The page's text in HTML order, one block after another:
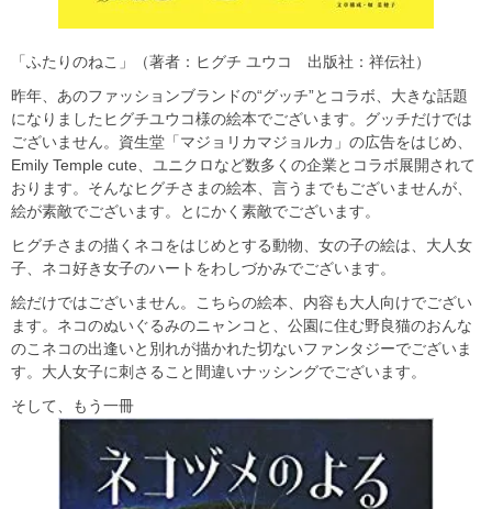
「ふたりのねこ」（著者：ヒグチ ユウコ 出版社：祥伝社）
昨年、あのファッションブランドの“グッチ”とコラボ、大きな話題
になりましたヒグチユウコ様の絵本でございます。グッチだけでは
ございません。資生堂「マジョリカマジョルカ」の広告をはじめ、
Emily Temple cute、ユニクロなど数多くの企業とコラボ展開されて
おります。そんなヒグチさまの絵本、言うまでもございませんが、
絵が素敵でございます。とにかく素敵でございます。
ヒグチさまの描くネコをはじめとする動物、女の子の絵は、大人女
子、ネコ好き女子のハートをわしづかみでございます。
絵だけではございません。こちらの絵本、内容も大人向けでござい
ます。ネコのぬいぐるみのニャンコと、公園に住む野良猫のおんな
のこネコの出逢いと別れが描かれた切ないファンタジーでございま
す。大人女子に刺さること間違いナッシングでございます。
そして、もう一冊